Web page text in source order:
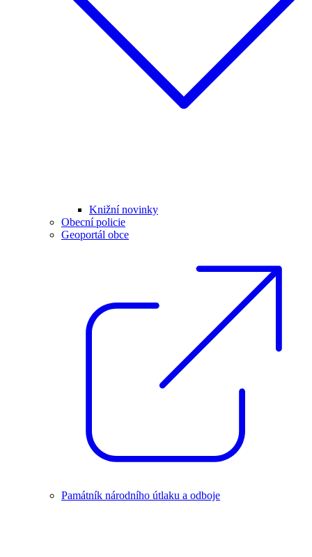
Knižní novinky
Obecní policie
Geoportál obce
Památník národního útlaku a odboje